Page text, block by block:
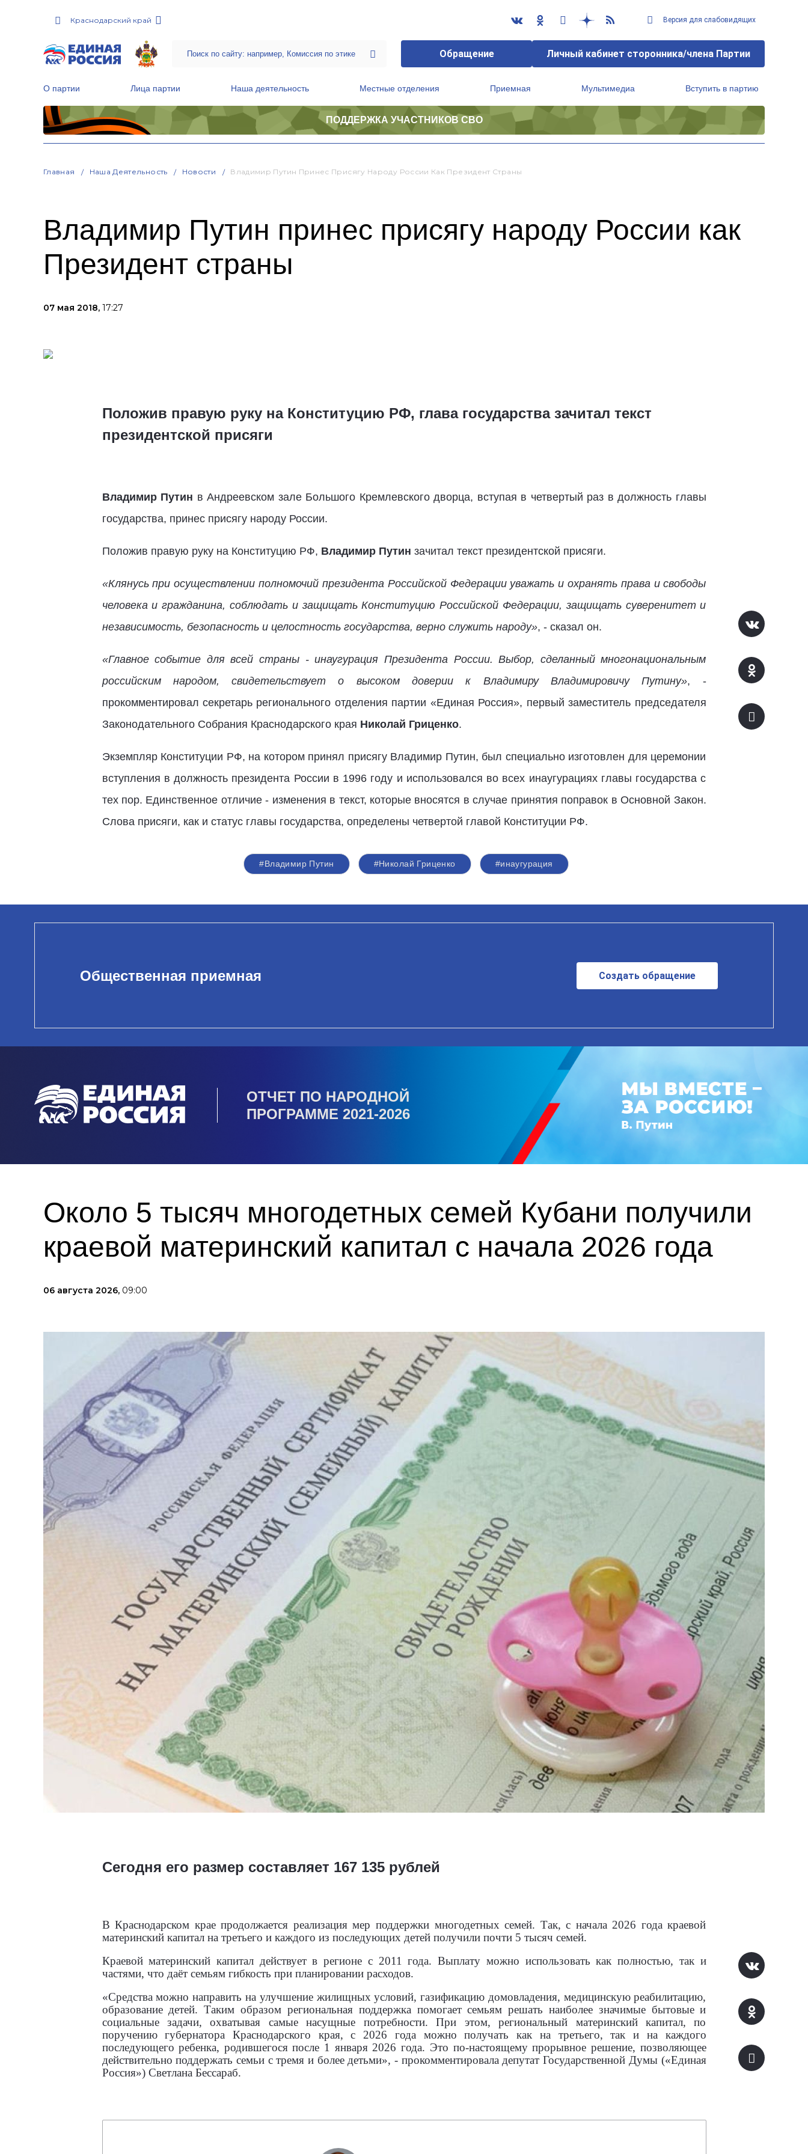
Краснодарский край Версия для слабовидящих
Обращение Личный кабинет сторонника/члена Партии
О партии Лица партии Наша деятельность Местные отделения Приемная Мультимедиа Вступить в партию
ПОДДЕРЖКА УЧАСТНИКОВ СВО
Главная Наша Деятельность Новости Владимир Путин Принес Присягу Народу России Как Президент Страны
Владимир Путин принес присягу народу России как
Президент страны
07 мая 2018, 17:27
Положив правую руку на Конституцию РФ, глава государства зачитал текст
президентской присяги
Владимир Путин в Андреевском зале Большого Кремлевского дворца, вступая в четвертый раз в должность главы
государства, принес присягу народу России.
Положив правую руку на Конституцию РФ, Владимир Путин зачитал текст президентской присяги.
«Клянусь при осуществлении полномочий президента Российской Федерации уважать и охранять права и свободы
человека и гражданина, соблюдать и защищать Конституцию Российской Федерации, защищать суверенитет и
независимость, безопасность и целостность государства, верно служить народу», - сказал он.
«Главное событие для всей страны - инаугурация Президента России. Выбор, сделанный многонациональным
российским народом, свидетельствует о высоком доверии к Владимиру Владимировичу Путину», -
прокомментировал секретарь регионального отделения партии «Единая Россия», первый заместитель председателя
Законодательного Собрания Краснодарского края Николай Гриценко.
Экземпляр Конституции РФ, на котором принял присягу Владимир Путин, был специально изготовлен для церемонии
вступления в должность президента России в 1996 году и использовался во всех инаугурациях главы государства с
тех пор. Единственное отличие - изменения в текст, которые вносятся в случае принятия поправок в Основной Закон.
Слова присяги, как и статус главы государства, определены четвертой главой Конституции РФ.
#Владимир Путин #Николай Гриценко #инаугурация
Общественная приемная Создать обращение
ОТЧЕТ ПО НАРОДНОЙ
ПРОГРАММЕ 2021-2026
Около 5 тысяч многодетных семей Кубани получили
краевой материнский капитал с начала 2026 года
06 августа 2026, 09:00
Сегодня его размер составляет 167 135 рублей
В Краснодарском крае продолжается реализация мер поддержки многодетных семей. Так, с начала 2026 года краевой
материнский капитал на третьего и каждого из последующих детей получили почти 5 тысяч семей.
Краевой материнский капитал действует в регионе с 2011 года. Выплату можно использовать как полностью, так и
частями, что даёт семьям гибкость при планировании расходов.
«Средства можно направить на улучшение жилищных условий, газификацию домовладения, медицинскую реабилитацию,
образование детей. Таким образом региональная поддержка помогает семьям решать наиболее значимые бытовые и
социальные задачи, охватывая самые насущные потребности. При этом, региональный материнский капитал, по
поручению губернатора Краснодарского края, с 2026 года можно получать как на третьего, так и на каждого
последующего ребенка, родившегося после 1 января 2026 года. Это по-настоящему прорывное решение, позволяющее
действительно поддержать семьи с тремя и более детьми», - прокомментировала депутат Государственной Думы («Единая
Россия») Светлана Бессараб.